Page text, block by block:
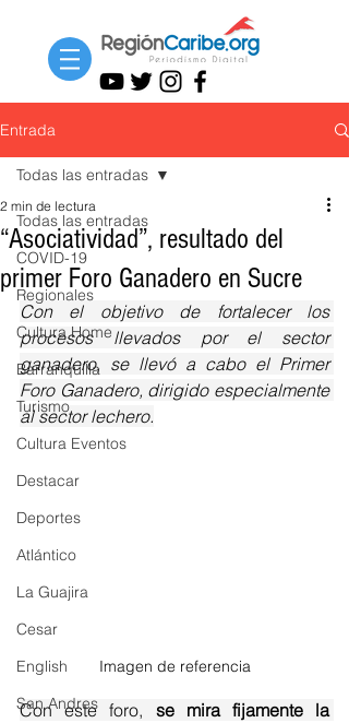
Entrada
Todas las entradas
COVID-19
Regionales
Cultura Home
Barranquilla
Turismo
Cultura Eventos
Destacar
Deportes
Atlántico
La Guajira
Cesar
English
San Andres
Todas las entradas
“Asociatividad”, resultado del
primer Foro Ganadero en Sucre
2 min de lectura
Con el objetivo de fortalecer los
procesos llevados por el sector
ganadero, se llevó a cabo el Primer
Foro Ganadero, dirigido especialmente
al sector lechero.
Imagen de referencia
Con este foro, se mira fijamente la